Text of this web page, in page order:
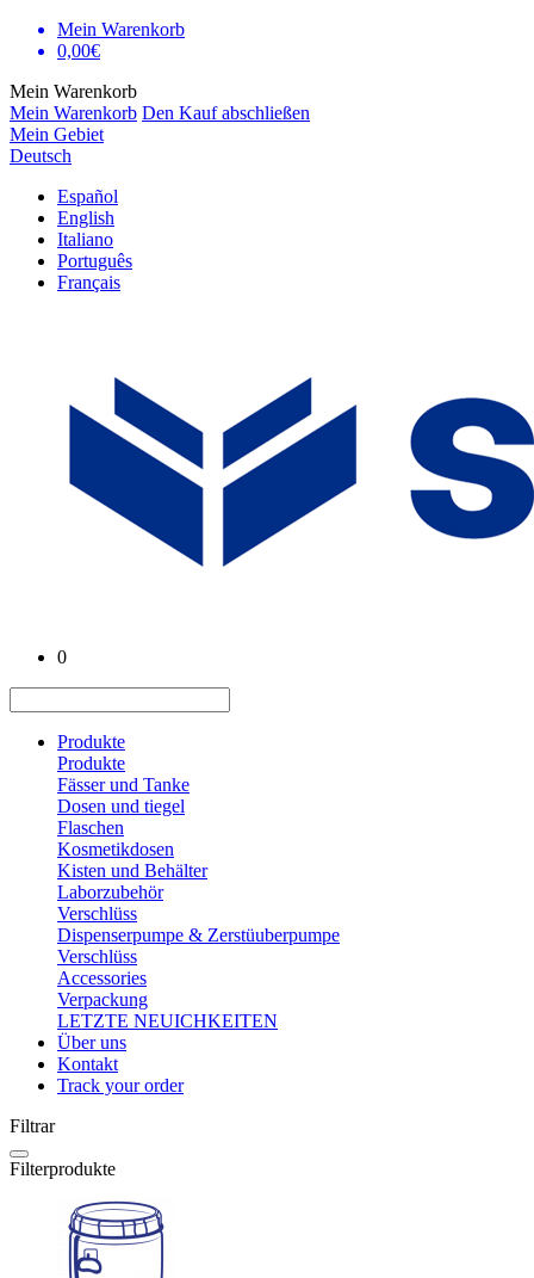
Mein Warenkorb
0,00€
Mein Warenkorb
Mein Warenkorb Den Kauf abschließen
Mein Gebiet
Deutsch
Español
English
Italiano
Português
Français
0
Produkte
Produkte
Fässer und Tanke
Dosen und tiegel
Flaschen
Kosmetikdosen
Kisten und Behälter
Laborzubehör
Verschlüss
Dispenserpumpe & Zerstüuberpumpe
Verschlüss
Accessories
Verpackung
LETZTE NEUICHKEITEN
Über uns
Kontakt
Track your order
Filtrar
Filterprodukte